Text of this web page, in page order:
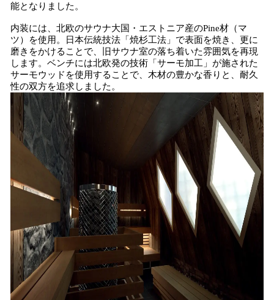
能となりました。
内装には、北欧のサウナ大国・エストニア産のPine材（マ
ツ）を使用。日本伝統技法「焼杉工法」で表面を焼き、更に
磨きをかけることで、旧サウナ室の落ち着いた雰囲気を再現
します。ベンチには北欧発の技術「サーモ加工」が施された
サーモウッドを使用することで、木材の豊かな香りと、耐久
性の双方を追求しました。